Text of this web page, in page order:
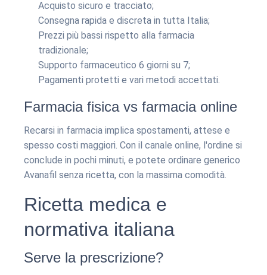
Acquisto sicuro e tracciato;
Consegna rapida e discreta in tutta Italia;
Prezzi più bassi rispetto alla farmacia
tradizionale;
Supporto farmaceutico 6 giorni su 7;
Pagamenti protetti e vari metodi accettati.
Farmacia fisica vs farmacia online
Recarsi in farmacia implica spostamenti, attese e
spesso costi maggiori. Con il canale online, l'ordine si
conclude in pochi minuti, e potete ordinare generico
Avanafil senza ricetta, con la massima comodità.
Ricetta medica e
normativa italiana
Serve la prescrizione?